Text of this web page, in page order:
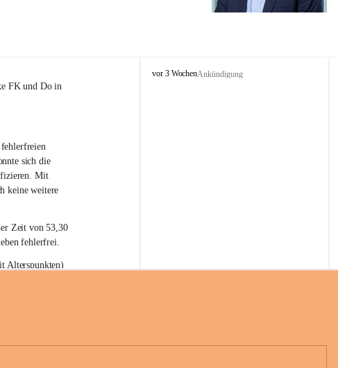
FK und Do in
sich die
Mit
keine weitere
Zeit von 53,30
fehlerfrei.
Alterspunkten)
L
vor 3 WochenAnkündigung